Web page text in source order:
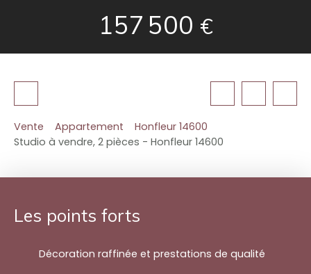
157 500 €
Vente Appartement
Honfleur 14600
Studio à vendre, 2 pièces - Honfleur 14600
Les points forts
Décoration raffinée et prestations de qualité